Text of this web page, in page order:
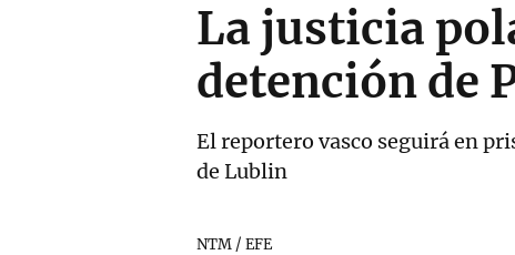
La justicia
detención de
El reportero vasco seguirá en
de Lublin
NTM / EFE